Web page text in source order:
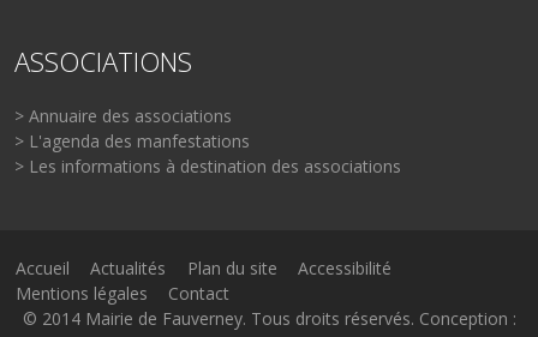
ASSOCIATIONS
> Annuaire des associations
> L'agenda des manfestations
> Les informations à destination des associations
Accueil Actualités Plan du site
Accessibilité
Mentions légales
Contact
© 2014 Mairie de Fauverney. Tous droits réservés. Conception :